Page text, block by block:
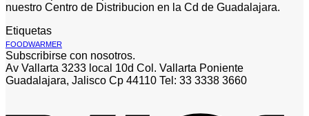
nuestro Centro de Distribucion en la Cd de Guadalajara.
Etiquetas
FOODWARMER
Subscribirse con nosotros.
Av Vallarta 3233 local 10d Col. Vallarta Poniente
Guadalajara, Jalisco Cp 44110 Tel: 33 3338 3660